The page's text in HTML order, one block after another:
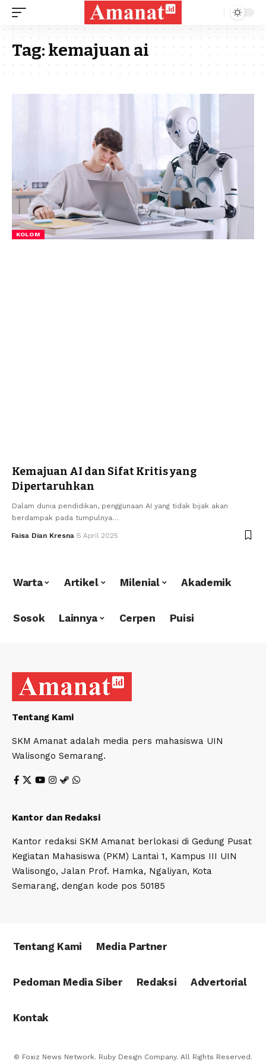
Tag:kemajuan ai
KOLOM
Kemajuan AI dan Sifat Kritis yang
Dipertaruhkan
Dalam dunia pendidikan, penggunaan AI yang tidak bijak akan
berdampak pada tumpulnya…
Faisa Dian Kresna 5 April 2025
Warta Artikel Milenial Akademik
Sosok Lainnya Cerpen Puisi
Tentang Kami
SKM Amanat adalah media pers mahasiswa UIN
Walisongo Semarang.
Kantor dan Redaksi
Kantor redaksi SKM Amanat berlokasi di Gedung Pusat
Kegiatan Mahasiswa (PKM) Lantai 1, Kampus III UIN
Walisongo, Jalan Prof. Hamka, Ngaliyan, Kota
Semarang, dengan kode pos 50185
Tentang Kami Media Partner
Pedoman Media Siber Redaksi Advertorial
Kontak
© Foxiz News Network. Ruby Design Company. All Rights Reserved.